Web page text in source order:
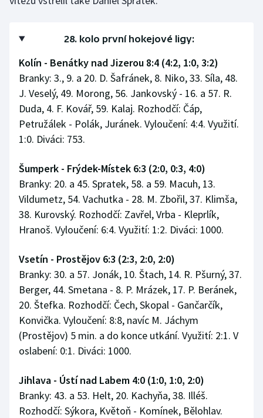
Stolní tenis
Triatlon
Veslování
Vodní slalom
Volejbal
Ostatní
28. kolo první hokejové ligy:
Kolín - Benátky nad Jizerou 8:4 (4:2, 1:0, 3:2)
Branky: 3., 9. a 20. D. Šafránek, 8. Niko, 33. Síla, 48.
J. Veselý, 49. Morong, 56. Jankovský - 16. a 57. R.
Duda, 4. F. Kovář, 59. Kalaj. Rozhodčí: Čáp,
Petružálek - Polák, Juránek. Vyloučení: 4:4. Využití.
1:0. Diváci: 753.
Šumperk - Frýdek-Místek 6:3 (2:0, 0:3, 4:0)
Branky: 20. a 45. Spratek, 58. a 59. Macuh, 13.
Vildumetz, 54. Vachutka - 28. M. Zbořil, 37. Klimša,
38. Kurovský. Rozhodčí: Zavřel, Vrba - Kleprlík,
Hranoš. Vyloučení: 6:4. Využití: 1:2. Diváci: 1000.
Vsetín - Prostějov 6:3 (2:3, 2:0, 2:0)
Branky: 30. a 57. Jonák, 10. Štach, 14. R. Pšurný, 37.
Berger, 44. Smetana - 8. P. Mrázek, 17. P. Beránek,
20. Štefka. Rozhodčí: Čech, Skopal - Gančarčík,
Konvička. Vyloučení: 8:8, navíc M. Jáchym
(Prostějov) 5 min. a do konce utkání. Využití: 2:1. V
oslabení: 0:1. Diváci: 1000.
Jihlava - Ústí nad Labem 4:0 (1:0, 1:0, 2:0)
Branky: 43. a 53. Helt, 20. Kachyňa, 38. Illéš.
Rozhodčí: Sýkora, Květoň - Komínek, Bělohlav.